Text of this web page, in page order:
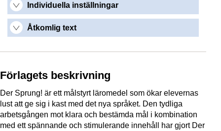
Individuella inställningar
Åtkomlig text
Förlagets beskrivning
Der Sprung! är ett målstyrt läromedel som ökar elevernas
lust att ge sig i kast med det nya språket. Den tydliga
arbetsgången mot klara och bestämda mål i kombination
med ett spännande och stimulerande innehåll har gjort Der